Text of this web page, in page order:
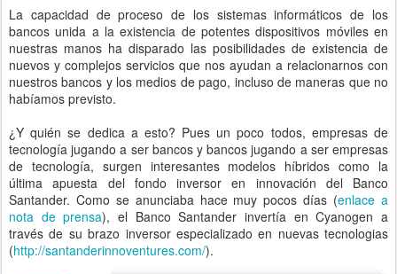
La capacidad de proceso de los sistemas informáticos de los
bancos unida a la existencia de potentes dispositivos móviles en
nuestras manos ha disparado las posibilidades de existencia de
nuevos y complejos servicios que nos ayudan a relacionarnos con
nuestros bancos y los medios de pago, incluso de maneras que no
habíamos previsto.
¿Y quién se dedica a esto? Pues un poco todos, empresas de
tecnología jugando a ser bancos y bancos jugando a ser empresas
de tecnología, surgen interesantes modelos híbridos como la
última apuesta del fondo inversor en innovación del Banco
Santander. Como se anunciaba hace muy pocos días (enlace a
nota de prensa), el Banco Santander invertía en Cyanogen a
través de su brazo inversor especializado en nuevas tecnologias
(http://santanderinnoventures.com/).